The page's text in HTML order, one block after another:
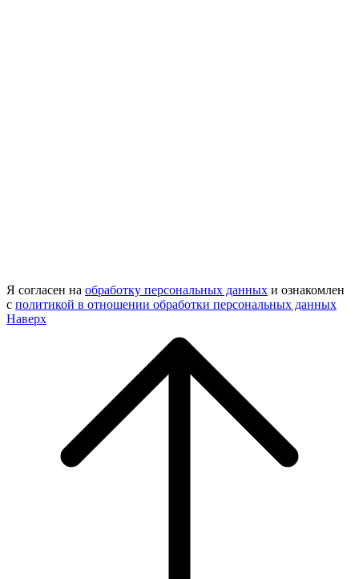
Я согласен на обработку персональных данных и ознакомлен
с политикой в отношении обработки персональных данных
Наверх